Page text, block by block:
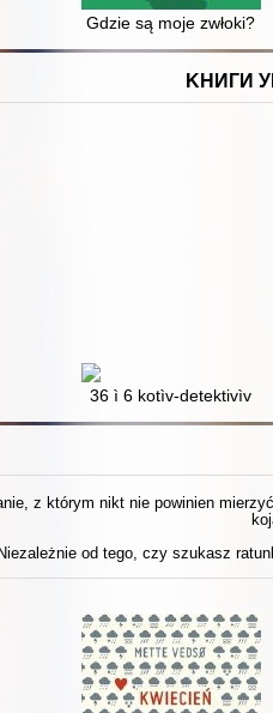
Gdzie są moje zwłoki?
KНИГИ
36 ì 6 kotìv-detektivìv
z którym nikt nie powinien
Niezależnie od tego, czy szukasz